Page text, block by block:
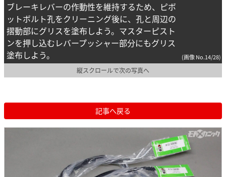
ブレーキレバーの作動性を維持するため、ピボ
ットボルト孔をクリーニング後に、孔と周辺の
摺動部にグリスを塗布しよう。マスターピスト
ンを押し込むレバープッシャー部分にもグリス
塗布しよう。
(画像 No.14/28)
縦スクロールで次の写真へ
記事へ戻る